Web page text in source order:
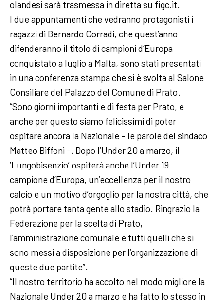
olandesi sarà trasmessa in diretta su figc.it.
I due appuntamenti che vedranno protagonisti i
ragazzi di Bernardo Corradi, che quest’anno
difenderanno il titolo di campioni d’Europa
conquistato a luglio a Malta, sono stati presentati
in una conferenza stampa che si è svolta al Salone
Consiliare del Palazzo del Comune di Prato.
“Sono giorni importanti e di festa per Prato, e
anche per questo siamo felicissimi di poter
ospitare ancora la Nazionale – le parole del sindaco
Matteo Biffoni -. Dopo l’Under 20 a marzo, il
‘Lungobisenzio’ ospiterà anche l’Under 19
campione d’Europa, un’eccellenza per il nostro
calcio e un motivo d’orgoglio per la nostra città, che
potrà portare tanta gente allo stadio. Ringrazio la
Federazione per la scelta di Prato,
l’amministrazione comunale e tutti quelli che si
sono messi a disposizione per l’organizzazione di
queste due partite”.
“Il nostro territorio ha accolto nel modo migliore la
Nazionale Under 20 a marzo e ha fatto lo stesso in